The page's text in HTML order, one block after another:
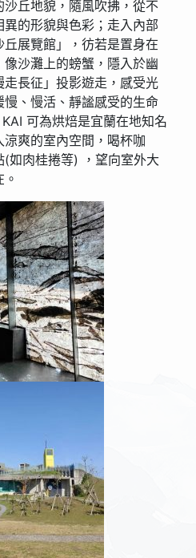
丘地貌，隨風吹拂，從不
的形貌與色彩；走入內部
展覽館」，彷若是置身在
沙灘上的螃蟹，隱入於幽
長征」投影遊走，感受光
、慢活、靜謐感受的生命
可為烘焙是宜蘭在地知名
爽的室內空間，喝杯咖
如肉桂捲等) ，望向室外大